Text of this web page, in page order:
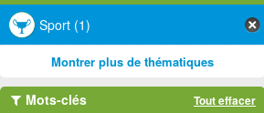
Sport (1)
Montrer plus de thématiques
Mots-clés Tout effacer